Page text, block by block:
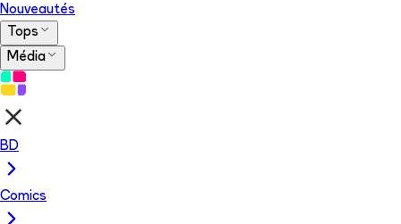
Nouveautés
Tops
Média
BD
Comics